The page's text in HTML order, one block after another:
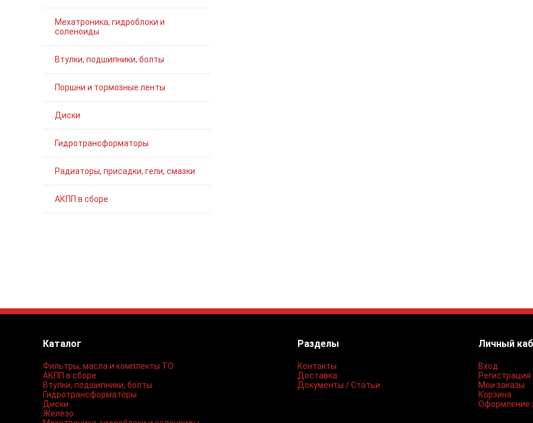
Мехатроника, гидроблоки и
соленоиды
Втулки, подшипники, болты
Поршни и тормозные ленты
Диски
Гидротрансформаторы
Радиаторы, присадки, гели, смазки
АКПП в сборе
Каталог
Фильтры, масла и комплекты ТО
АКПП в сборе
Втулки, подшипники, болты
Гидротрансформаторы
Диски
Железо
Разделы
Контакты
Доставка
Документы / Статьи
Личный
Вход
Регистрация
Мои заказы
Корзина
Оформление